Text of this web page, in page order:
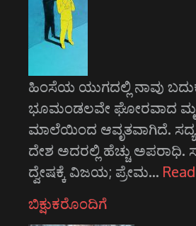
ಹಿಂಸೆಯ ಯುಗದಲ್ಲಿ ನಾವು
ಭೂಮಂಡಲವೇ ಘೋರವಾದ
ಮಾಲೆಯಿಂದ ಆವೃತವಾಗಿದೆ.
ದೇಶ ಅದರಲ್ಲಿ ಹೆಚ್ಚು ಅಪರಾಧಿ.
ದ್ವೇಷಕ್ಕೆ ವಿಜಯ; ಪ್ರೇಮ…
ಬಿಕ್ಷುಕರೊಂದಿಗೆ